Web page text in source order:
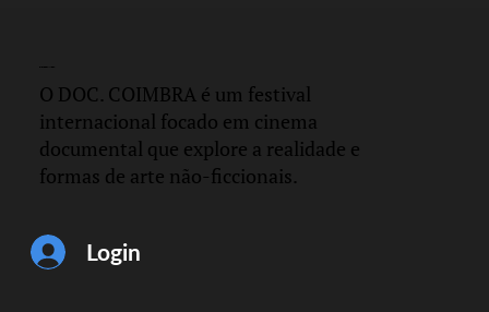
DOC.COIMBRA
O DOC. COIMBRA é um festival
internacional focado em cinema
documental que explore a realidade e
formas de arte não-ficcionais.
Login